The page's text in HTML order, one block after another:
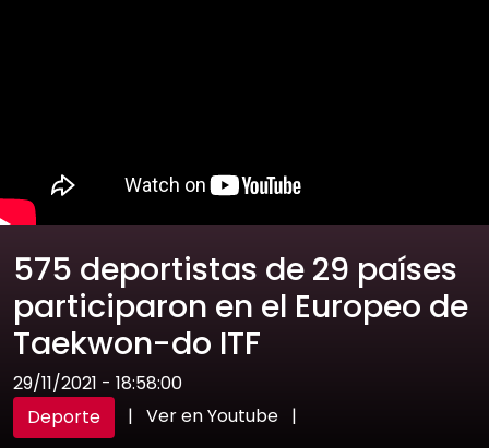
575 deportistas de 29 países
participaron en el Europeo de
Taekwon-do ITF
29/11/2021 - 18:58:00
Deporte
| Ver en Youtube |